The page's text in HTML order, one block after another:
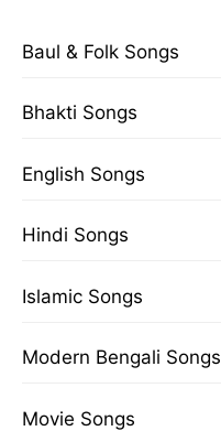
Baul & Folk Songs
Bhakti Songs
English Songs
Hindi Songs
Islamic Songs
Modern Bengali Songs
Movie Songs